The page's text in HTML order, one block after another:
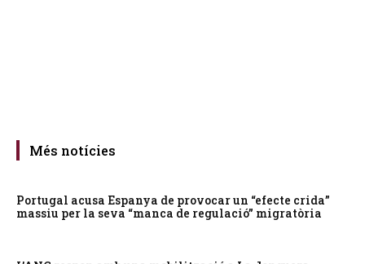
Més notícies
Portugal acusa Espanya de provocar un “efecte crida”
massiu per la seva “manca de regulació” migratòria